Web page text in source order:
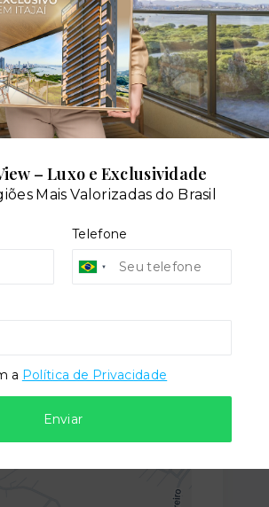
Situação:
Em construção
– Luxo e Exclusividade
Mais Valorizadas do Brasil
Telefone
a Política de Privacidade
Enviar